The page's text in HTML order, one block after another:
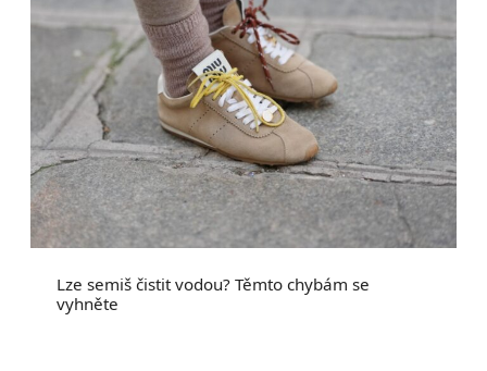
Lze semiš čistit vodou? Těmto chybám se
vyhněte